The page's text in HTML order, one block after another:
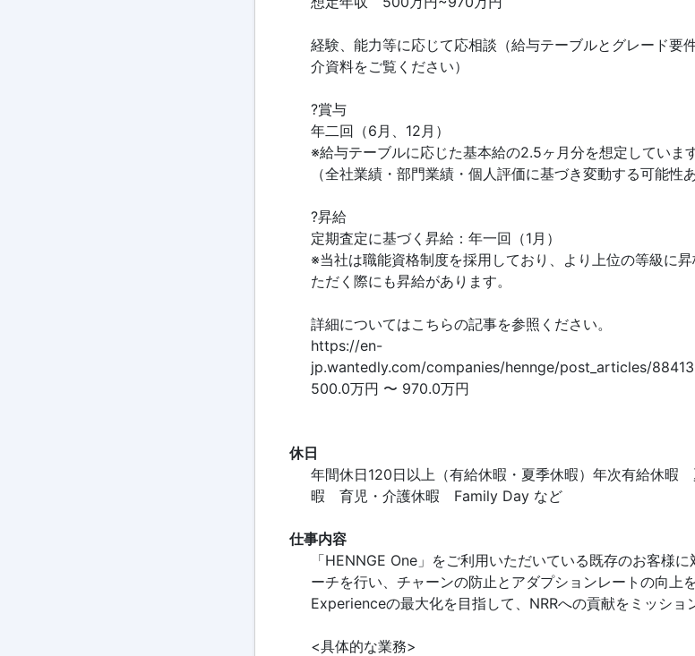
経験、能力等に応じて応相談（給与テーブルとグレード要
介資料をご覧ください）
?賞与
年二回（6月、12月）
※給与テーブルに応じた基本給の2.5ヶ月分を想定しています
（全社業績・部門業績・個人評価に基づき変動する可能性あ
?昇給
定期査定に基づく昇給：年一回（1月）
※当社は職能資格制度を採用しており、より上位の等級に
ただく際にも昇給があります。
詳細についてはこちらの記事を参照ください。
https://en-
jp.wantedly.com/companies/hennge/post_articles/
500.0万円 〜 970.0万円
休日
年間休日120日以上（有給休暇・夏季休暇）年次有給休暇
暇 育児・介護休暇 Family Day など
仕事内容
「HENNGE One」をご利用いただいている既存のお客様
ーチを行い、チャーンの防止とアダプションレートの向上
Experienceの最大化を目指して、NRRへの貢献をミッショ
<具体的な業務>